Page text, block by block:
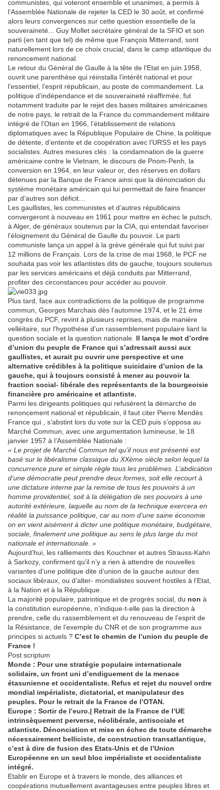
communistes, qui voteront ensemble et unanimes, a permis à
l’Assemblée Nationale de rejeter la CED le 30 août, et confirmé
alors leurs convergences sur cette question essentielle de la
souveraineté... Guy Mollet secrétaire général de la SFIO et son
parti (en tant que tel) de même que François Mitterrand, sont
naturellement lors de ce choix crucial, dans le camp atlantique du
renoncement national.
Le retour du Général de Gaulle à la tête de l’Etat en juin 1958,
ouvrit une parenthèse qui réinstalla l’intérêt national et pour
l’essentiel, l’esprit républicain, au poste de commandement. La
politique d’indépendance et de souveraineté réaffirmée, fut
notamment traduite par le rejet des bases militaires américaines
de notre pays, le retrait de la France du commandement militaire
intégré de l’Otan en 1966, l’établissement de relations
diplomatiques avec la République Populaire de Chine, la politique
de détente, d’entente et de coopération avec l’URSS et les pays
socialistes. Autres mesures clés : la condamnation de la guerre
américaine contre le Vietnam, le discours de Pnom-Penh, la
conversion en 1964, en leur valeur or, des réserves en dollars
détenues par la Banque de France ainsi que la dénonciation du
système monétaire américain qui lui permettait de faire financer
par d’autres son déficit…
Les gaullistes, les communistes et d’autres républicains
convergeront à nouveau en 1961 pour mettre en échec le putsch,
à Alger, de généraux soutenus par la CIA, qui entendait favoriser
l’éloignement du Général de Gaulle du pouvoir. Le parti
communiste lança un appel à la grève générale qui fut suivi par
12 millions de Français. Lors de la crise de mai 1968, le PCF ne
souhaita pas voir les atlantistes dits de gauche, toujours soutenus
par les services américains et déjà conduits par Mitterrand,
profiter des circonstances pour accéder au pouvoir.
Plus tard, face aux contradictions de la politique de programme
commun, Georges Marchais dès l’automne 1974, et le 21 ème
congrès du PCF, revint à plusieurs reprises, mais de manière
velléitaire, sur l’hypothèse d’un rassemblement populaire liant la
question sociale et la question nationale. Il lança le mot d’ordre
d’union du peuple de France qui s’adressait aussi aux
gaullistes, et aurait pu ouvrir une perspective et une
alternative crédibles à la politique suicidaire d’union de la
gauche, qui à toujours consisté à mener au pouvoir la
fraction social- libérale des représentants de la bourgeoisie
financière pro américaine et atlantiste.
Parmi les dirigeants politiques qui refusèrent la démarche de
renoncement national et républicain, il faut citer Pierre Mendès
France qui , s’abstint lors du vote sur la CED puis s’opposa au
Marché Commun, avec une argumentation lumineuse, le 18
janvier 1957 à l’Assemblée Nationale :
« Le projet de Marché Commun tel qu’il nous est présenté est
basé sur le libéralisme classique du XXème siècle selon lequel la
concurrence pure et simple règle tous les problèmes. L’abdication
d’une démocratie peut prendre deux formes, soit elle recourt à
une dictature interne par la remise de tous les pouvoirs à un
homme providentiel, soit à la délégation de ses pouvoirs à une
autorité extérieure, laquelle au nom de la technique exercera en
réalité la puissance politique, car au nom d’une saine économie
on en vient aisément à dicter une politique monétaire, budgétaire,
sociale, finalement une politique au sens le plus large du mot
nationale et internationale. »
Aujourd’hui, les ralliements des Kouchner et autres Strauss-Kahn
à Sarkozy, confirment qu’il n’y a rien à attendre de nouvelles
variantes d’une politique dite d’union de la gauche autour des
sociaux libéraux, ou d’alter- mondialistes souvent hostiles à l’Etat,
à la Nation et à la République.
La majorité populaire, patriotique et de progrès social, du non à
la constitution européenne, n’indique-t-elle pas la direction à
prendre, celle du rassemblement et du renouveau de l’esprit de
la Résistance, de l’exemple du CNR et de son programme aux
principes si actuels ? C’est le chemin de l’union du peuple de
France !
Post scriptum
Monde : Pour une stratégie populaire internationale
solidaire, un front uni d’endiguement de la menace
étasunienne et occidentaliste. Refus et rejet du nouvel ordre
mondial impérialiste, dictatorial, et manipulateur des
peuples. Pour le retrait de la France de l’OTAN.
Europe : Sortir de l’euro.| Retrait de la France de l’UE
intrinsèquement perverse, néolibérale, antisociale et
atlantiste. Dénonciation et mise en échec de toute démarche
nécessairement belliciste, de construction transatlantique,
c’est à dire de fusion des Etats-Unis et de l’Union
Européenne en un seul bloc impérialiste et occidentaliste
intégré.
Etablir en Europe et à travers le monde, des alliances et
coopérations mutuellement avantageuses entre peuples libres et